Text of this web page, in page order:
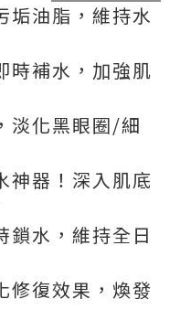
垢油脂，維持水
時補水，加強肌
淡化黑眼圈/細
神器！深入肌底
鎖水，維持全日
修復效果，煥發